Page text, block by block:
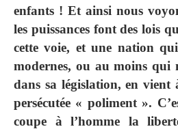
enfants ! Et ainsi nous
les puissances font des lois
cette voie, et une nation
modernes, ou au moins qui
dans sa législation, en vient
persécutée « poliment ».
coupe à l’homme la